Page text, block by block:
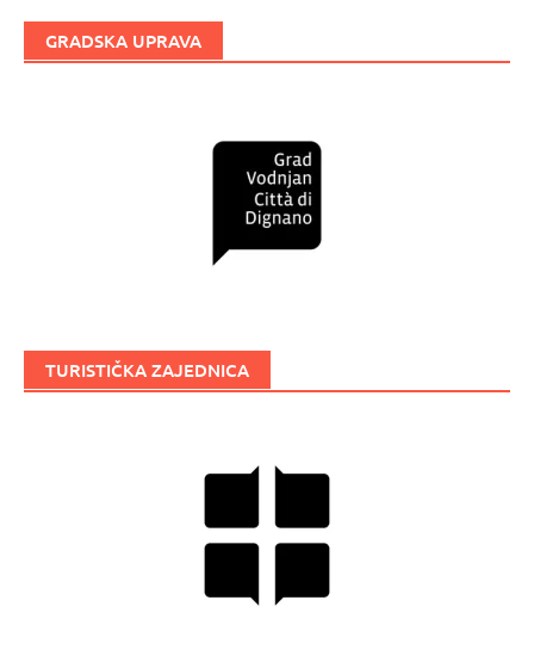
GRADSKA UPRAVA
TURISTIČKA ZAJEDNICA